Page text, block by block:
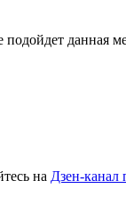
данная
на Дзен-